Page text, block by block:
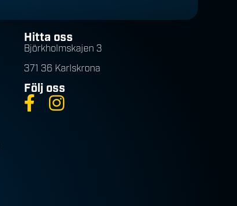
Hitta oss
Björkholmskajen 3
371 36 Karlskrona
Följ oss